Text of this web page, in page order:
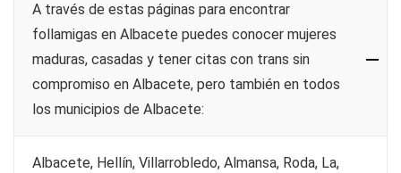
A través de estas páginas para encontrar
follamigas en Albacete puedes conocer mujeres
maduras, casadas y tener citas con trans sin
compromiso en Albacete, pero también en todos
los municipios de Albacete:
Albacete, Hellín, Villarrobledo, Almansa, Roda, La,